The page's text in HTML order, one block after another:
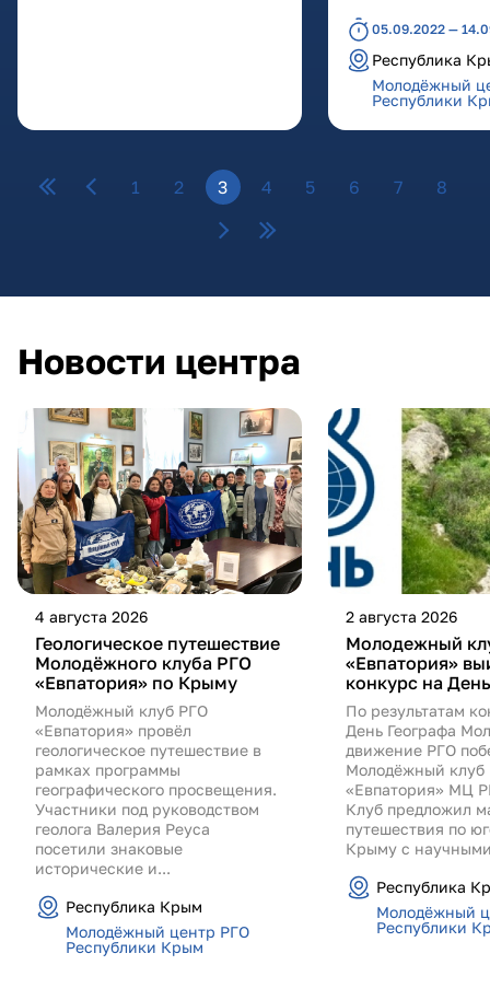
05.09.2022 —
Республика
Молодёжный
Республики
1 2 3 4 5 6 7 8
Новости центра
4 августа 2026
Геологическое путешествие
Молодёжного клуба РГО
«Евпатория» по Крыму
Молодёжный клуб РГО
«Евпатория» провёл
геологическое путешествие в
рамках программы
географического просвещения.
Участники под руководством
геолога Валерия Реуса
посетили знаковые
исторические и...
Республика Крым
Молодёжный центр РГО
Республики Крым
2 августа 2026
Молодежный
«Евпатория»
конкурс на
По результатам
День Географа
движение РГО
Молодёжный клуб
«Евпатория» МЦ
Клуб предложил
путешествия по
Крыму с
Республика
Молодёжный
Республики